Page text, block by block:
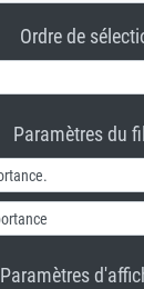
Ordre de
Paramètres du
Paramètres